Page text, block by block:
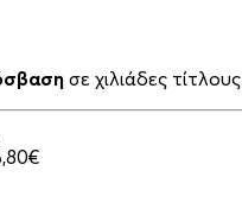
σε χιλιάδες τίτλους